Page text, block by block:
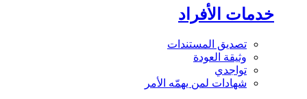
خدمات الأفراد
تصديق المستندات
وثيقة العودة
تواجدي
شهادات لمن يهمّه الأمر